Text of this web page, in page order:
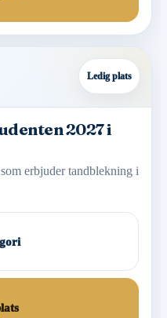
Ledig plats
2027 i
erbjuder tandblekning i